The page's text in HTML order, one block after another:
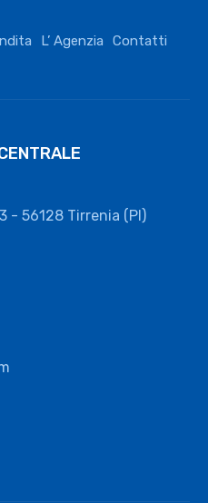
L’ Agenzia Contatti
- 56128 Tirrenia (PI)